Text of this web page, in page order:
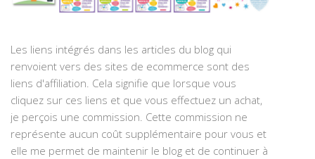
Les liens intégrés dans les articles du blog qui
renvoient vers des sites de ecommerce sont des
liens d'affiliation. Cela signifie que lorsque vous
cliquez sur ces liens et que vous effectuez un achat,
je perçois une commission. Cette commission ne
représente aucun coût supplémentaire pour vous et
elle me permet de maintenir le blog et de continuer à